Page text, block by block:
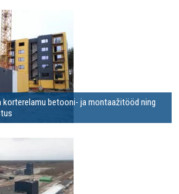
korterelamu betooni- ja montaažitööd ning